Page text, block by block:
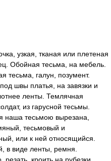
узкая, тканая или плетеная
Обойная тесьма, на мебель.
тесьма, галун, позумент.
швы платья, на завязки и
ленты. Темлячная
из гарусной тесьмы.
наша тесьмою вырезана,
тесьмовый и
или к ней относящийся.
в виде ленты, ремня.